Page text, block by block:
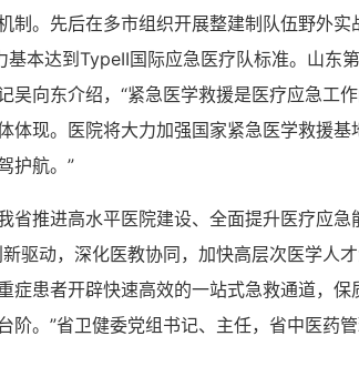
。先后在多市组织开展整建制队伍野外实
本达到TypeII国际应急医疗队标准。山东
吴向东介绍，“紧急医学救援是医疗应急工
现。医院将大力加强国家紧急医学救援基
护航。”
省推进高水平医院建设、全面提升医疗应急
驱动，深化医教协同，加快高层次医学人
症患者开辟快速高效的一站式急救通道，保
阶。”省卫健委党组书记、主任，省中医药